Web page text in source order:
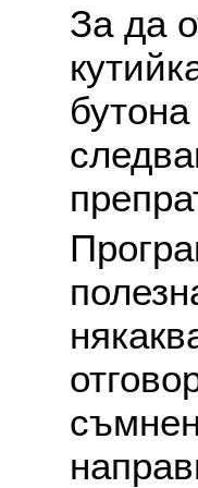
За да